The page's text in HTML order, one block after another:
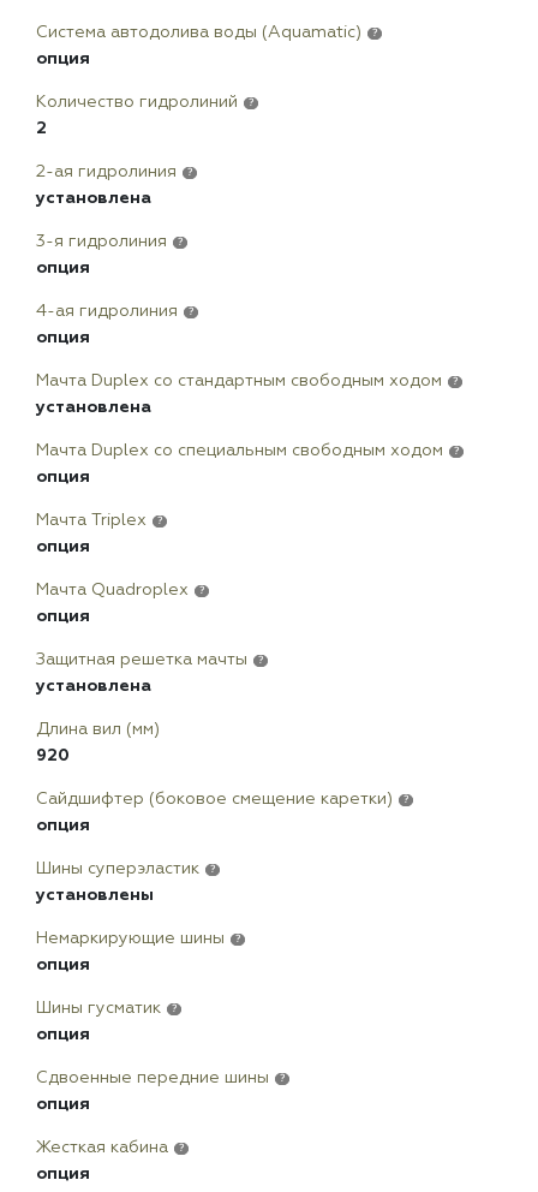
Система автодолива воды (Aquamatic) ?
опция
Количество гидролиний ?
2
2-ая гидролиния ?
установлена
3-я гидролиния ?
опция
4-ая гидролиния ?
опция
Мачта Duplex сo стандартным свободным ходом ?
установлена
Мачта Duplex со специальным свободным ходом ?
опция
Мачта Triplex ?
опция
Мачта Quadroplex ?
опция
Защитная решетка мачты ?
установлена
Длина вил (мм)
920
Сайдшифтер (боковое смещение каретки) ?
опция
Шины суперэластик ?
установлены
Немаркирующие шины ?
опция
Шины гусматик ?
опция
Сдвоенные передние шины ?
опция
Жесткая кабина ?
опция